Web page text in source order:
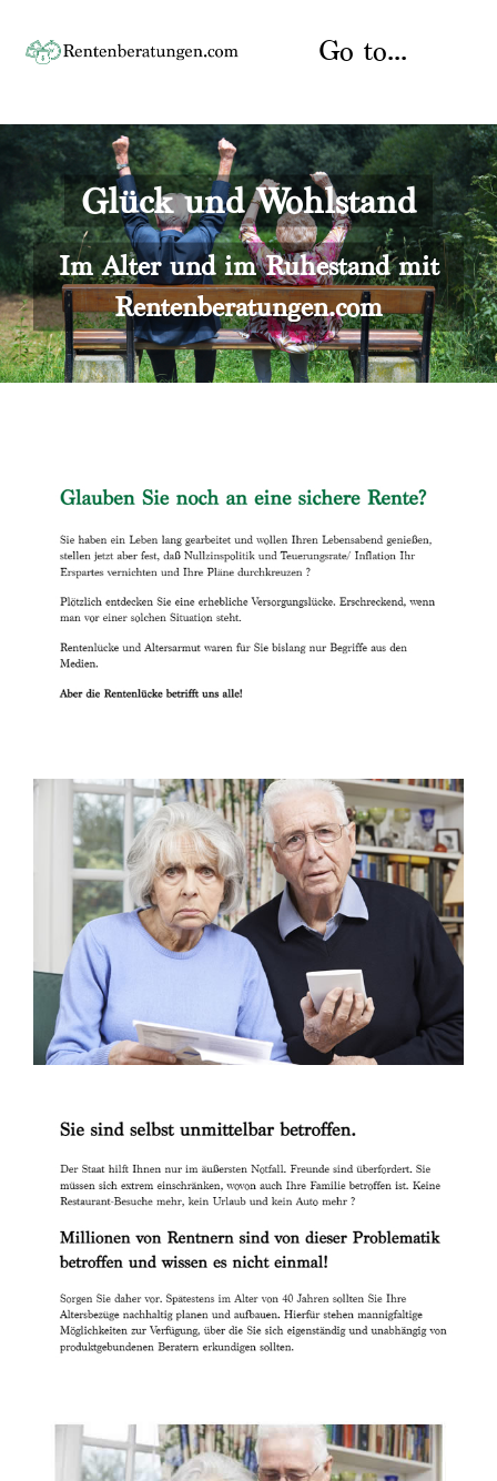
content
Go to...
Startseite
Rente
Rentenberater
Rentenversicherung
Versicherungsberatung
Über uns
Kontakt
Glück und Wohlstand
Im Alter und im Ruhestand mit
Rentenberatungen.com